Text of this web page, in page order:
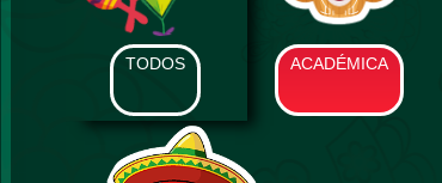
TODOS ACADÉMICA